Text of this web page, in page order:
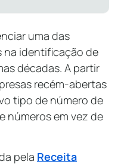
uma das
na identificação de
décadas. A partir
recém-abertas
tipo de número de
números em vez de
pela Receita